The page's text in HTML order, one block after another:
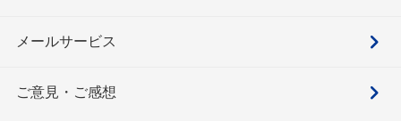
メールサービス
ご意見・ご感想